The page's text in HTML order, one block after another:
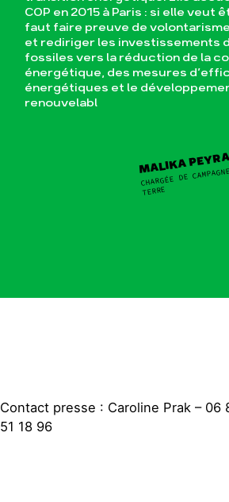
COP en 2015 à Paris : si elle veut
faut faire preuve de
et rediriger les investissements
fossiles vers la réduction de la
énergétique, des mesures
énergétiques et le
renouvelabl
MALIKA
CHARGÉE DE
TERRE
Contact presse : Caroline Prak – 06
51 18 96